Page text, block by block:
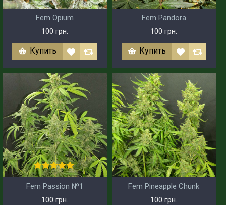
Fem Opium
100 грн.
Купить
Fem Pandora
100 грн.
Купить
Fem Passion №1
100 грн.
Fem Pineapple Chunk
100 грн.